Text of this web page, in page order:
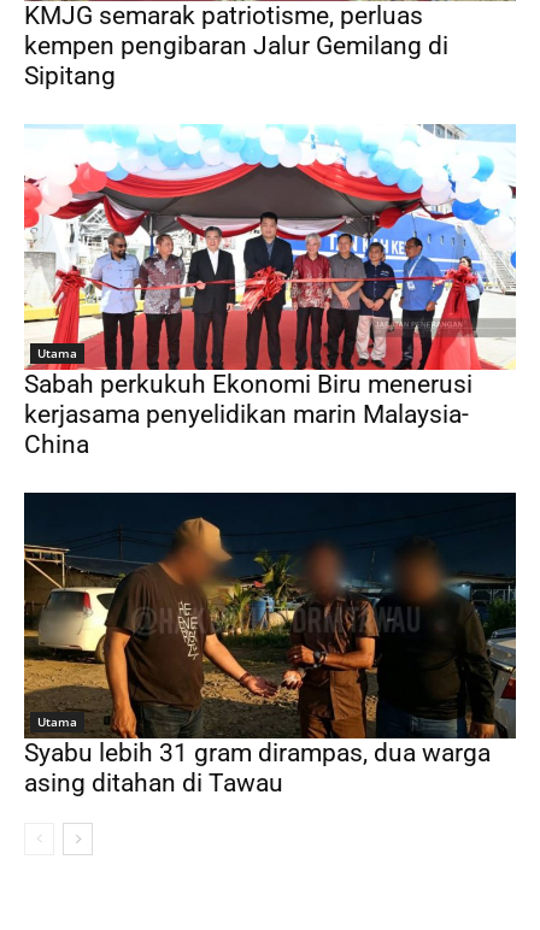
KMJG semarak patriotisme, perluas
kempen pengibaran Jalur Gemilang di
Sipitang
Utama
Sabah perkukuh Ekonomi Biru menerusi
kerjasama penyelidikan marin Malaysia-
China
Utama
Syabu lebih 31 gram dirampas, dua warga
asing ditahan di Tawau